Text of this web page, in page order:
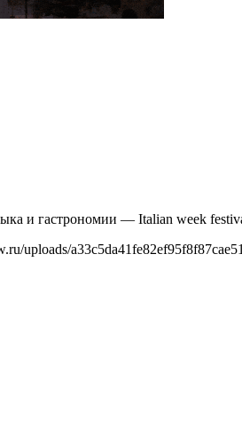
и гастрономии — Italian week
uploads/